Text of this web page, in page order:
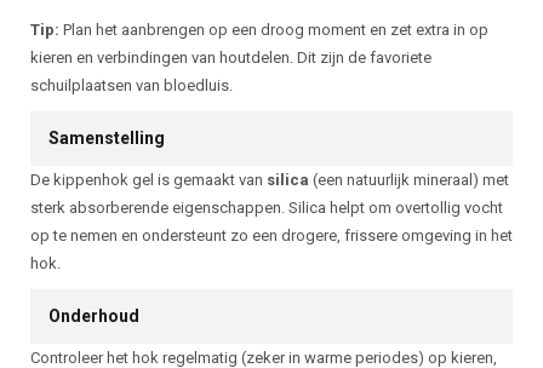
Tip: Plan het aanbrengen op een droog moment en zet extra in op
kieren en verbindingen van houtdelen. Dit zijn de favoriete
schuilplaatsen van bloedluis.
Samenstelling
De kippenhok gel is gemaakt van silica (een natuurlijk mineraal) met
sterk absorberende eigenschappen. Silica helpt om overtollig vocht
op te nemen en ondersteunt zo een drogere, frissere omgeving in het
hok.
Onderhoud
Controleer het hok regelmatig (zeker in warme periodes) op kieren,